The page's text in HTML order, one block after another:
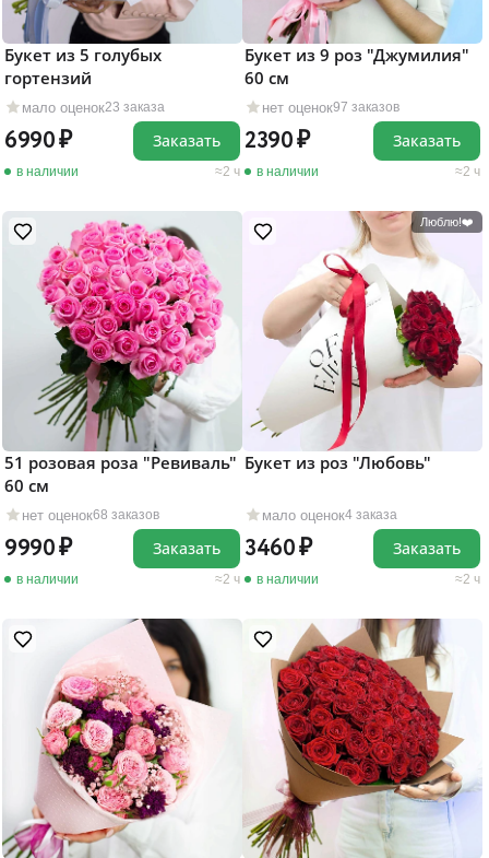
мало оценок23 заказа
Букет из 5 голубых
гортензий
6990
в наличии 2 ч
Заказать
нет оценок97 заказов
Букет из 9 роз "Джумилия"
60 см
2390
в наличии 2 ч
Заказать
нет оценок68 заказов
51 розовая роза "Ревиваль"
60 см
9990
в наличии 2 ч
Заказать
Люблю!❤️
мало оценок4 заказа
Букет из роз "Любовь"
3460
в наличии 2 ч
Заказать